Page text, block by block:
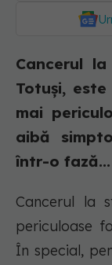
Cancerul
Totuși,
mai
aibă
într-o fază...
Cancerul la
periculoase
În special,